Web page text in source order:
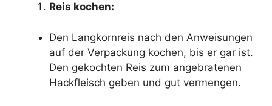
Reis kochen:
Den Langkornreis nach den Anweisungen
auf der Verpackung kochen, bis er gar ist.
Den gekochten Reis zum angebratenen
Hackfleisch geben und gut vermengen.